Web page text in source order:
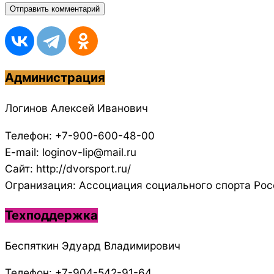
Администрация
Логинов Алексей Иванович
Телефон: +7-900-600-48-00
E-mail: loginov-lip@mail.ru
Сайт: http://dvorsport.ru/
Огранизация: Ассоциация социального спорта
Техподдержка
Беспяткин Эдуард Владимирович